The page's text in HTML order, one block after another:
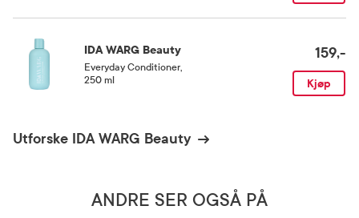
IDA WARG Beauty
Everyday Conditioner
250 ml
159,-
Kjøp
Utforske IDA WARG Beauty
ANDRE SER OGSÅ PÅ